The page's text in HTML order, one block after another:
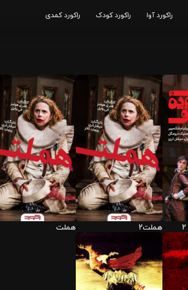
راکورد آوا راکورد کودک راکورد کمدی
هملت2 هملت